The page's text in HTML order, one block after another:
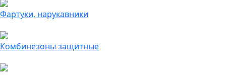
Фартуки, нарукавники
Комбинезоны защитные